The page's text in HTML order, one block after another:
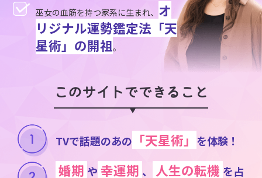
巫女の血筋を持つ家系に生まれ、 オ
リジナル運勢鑑定法「天
星術」の開祖。
このサイトでできること
TVで話題のあの 「天星術」 を体験！
婚期 や 幸運期 、 人生の転機 を占